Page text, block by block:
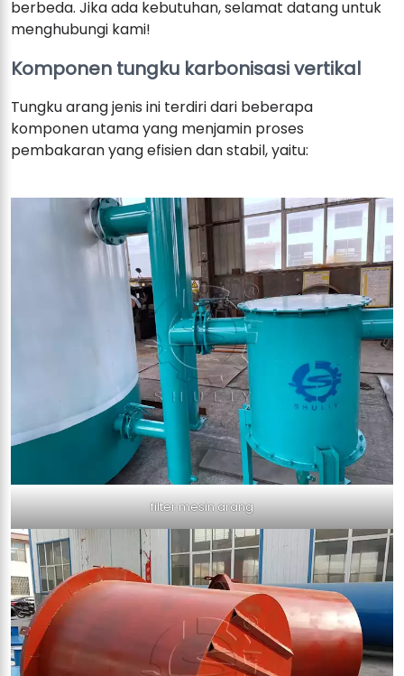
berbeda. Jika ada kebutuhan, selamat datang untuk
menghubungi kami!
Komponen tungku karbonisasi vertikal
Tungku arang jenis ini terdiri dari beberapa
komponen utama yang menjamin proses
pembakaran yang efisien dan stabil, yaitu:
filter mesin arang